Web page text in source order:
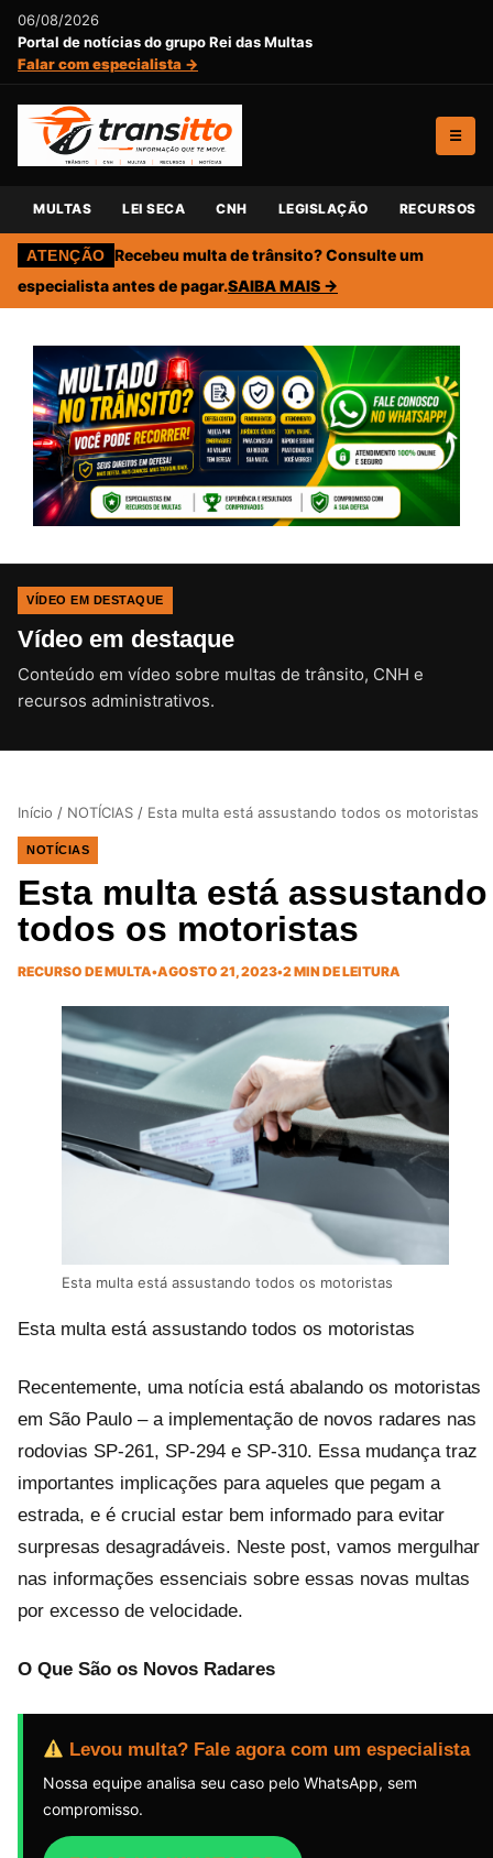
06/08/2026
Portal de notícias do grupo Rei das Multas
Falar com especialista →
☰
MULTAS LEI SECA CNH LEGISLAÇÃO RECURSOS
ATENÇÃO Recebeu multa de trânsito? Consulte um
especialista antes de pagar.SAIBA MAIS →
VÍDEO EM DESTAQUE
Vídeo em destaque
Conteúdo em vídeo sobre multas de trânsito, CNH e
recursos administrativos.CLIQUE PARA ATIVAR O SOM
Início / NOTÍCIAS / Esta multa está assustando todos os motoristas
NOTÍCIAS
Esta multa está assustando
todos os motoristas
RECURSO DE MULTA•AGOSTO 21, 2023•2 MIN DE LEITURA
Esta multa está assustando todos os motoristas
Esta multa está assustando todos os motoristas
Recentemente, uma notícia está abalando os motoristas
em São Paulo – a implementação de novos radares nas
rodovias SP-261, SP-294 e SP-310. Essa mudança traz
importantes implicações para aqueles que pegam a
estrada, e é crucial estar bem informado para evitar
surpresas desagradáveis. Neste post, vamos mergulhar
nas informações essenciais sobre essas novas multas
por excesso de velocidade.
O Que São os Novos Radares
Levou multa? Fale agora com um especialista
Nossa equipe analisa seu caso pelo WhatsApp, sem
compromisso.